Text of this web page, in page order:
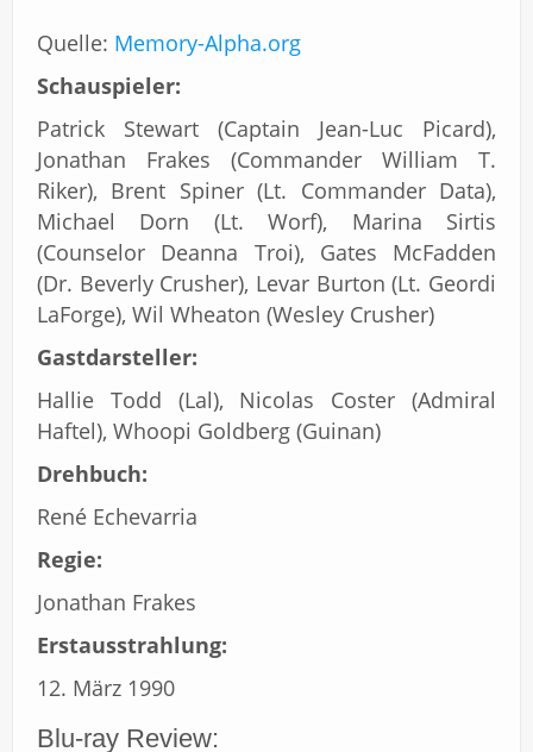
Quelle: Memory-Alpha.org
Schauspieler:
Patrick Stewart (Captain Jean-Luc Picard),
Jonathan Frakes (Commander William T.
Riker), Brent Spiner (Lt. Commander Data),
Michael Dorn (Lt. Worf), Marina Sirtis
(Counselor Deanna Troi), Gates McFadden
(Dr. Beverly Crusher), Levar Burton (Lt. Geordi
LaForge), Wil Wheaton (Wesley Crusher)
Gastdarsteller:
Hallie Todd (Lal), Nicolas Coster (Admiral
Haftel), Whoopi Goldberg (Guinan)
Drehbuch:
René Echevarria
Regie:
Jonathan Frakes
Erstausstrahlung:
12. März 1990
Blu-ray Review: